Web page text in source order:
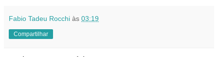
Fabio Tadeu Rocchi às 03:19
Compartilhar